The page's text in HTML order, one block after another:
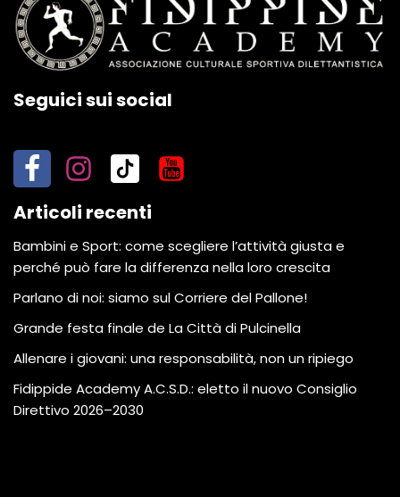
Seguici sui social
Articoli recenti
Bambini e Sport: come scegliere l’attività giusta e
perché può fare la differenza nella loro crescita
Parlano di noi: siamo sul Corriere del Pallone!
Grande festa finale de La Città di Pulcinella
Allenare i giovani: una responsabilità, non un ripiego
Fidippide Academy A.C.S.D.: eletto il nuovo Consiglio
Direttivo 2026–2030